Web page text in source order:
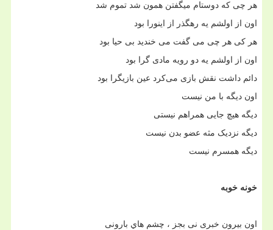
هر چی که دوستام میگفتن همون شد تموم شد
اون از اولشم یه رهگذر از اینورا بود
هر کی هر چی می گفت می خندید بی حیا بود
اون از اولشم یه دو رویه مادی گرا بود
دائم داشت نقش بازی می‌کرد عین بازیگرا بود
اون دیگه با من نیست
دیگه هیچ جایی همراهم نیستی
دیگه نزدیک مثه عضو بدن نیست
دیگه همسرم نیست
خونه خوبه
اون بیرون خبری نی بجز ، چشم هاي بارونی